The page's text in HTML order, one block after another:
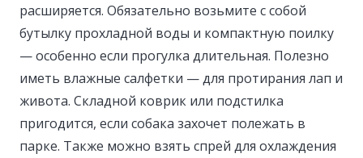
расширяется. Обязательно возьмите с собой
бутылку прохладной воды и компактную поилку
— особенно если прогулка длительная. Полезно
иметь влажные салфетки — для протирания лап и
живота. Складной коврик или подстилка
пригодится, если собака захочет полежать в
парке. Также можно взять спрей для охлаждения